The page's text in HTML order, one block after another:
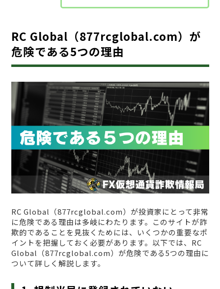
RC Global（877rcglobal.com）が
危険である5つの理由
RC Global（877rcglobal.com）が投資家にとって非常
に危険である理由は多岐にわたります。このサイトが詐
欺的であることを見抜くためには、いくつかの重要なポ
イントを把握しておく必要があります。以下では、RC
Global（877rcglobal.com）が危険である5つの理由に
ついて詳しく解説します。